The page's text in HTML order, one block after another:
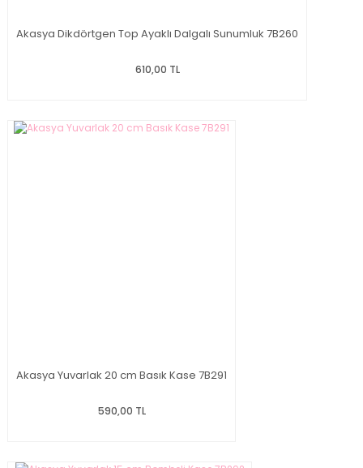
Akasya Dikdörtgen Top Ayaklı Dalgalı Sunumluk 7B260
610,00 TL
Akasya Yuvarlak 20 cm Basık Kase 7B291
590,00 TL